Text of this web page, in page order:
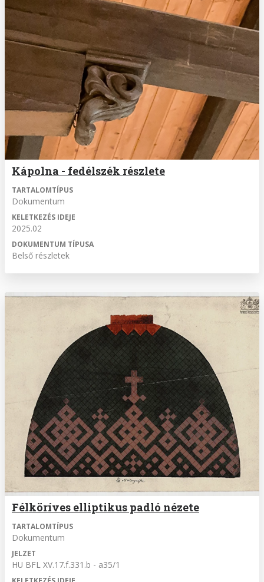
Kápolna - fedélszék részlete
TARTALOMTÍPUS
Dokumentum
KELETKEZÉS IDEJE
2025.02
DOKUMENTUM TÍPUSA
Belső részletek
Félköríves elliptikus padló nézete
TARTALOMTÍPUS
Dokumentum
JELZET
HU BFL XV.17.f.331.b - a35/1